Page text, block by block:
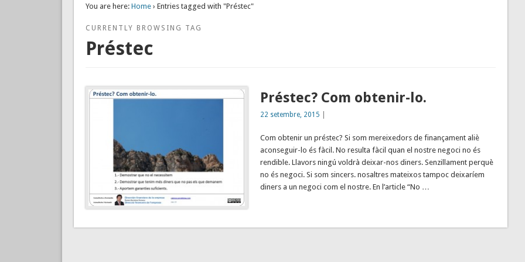
You are here: Home› Entries tagged with "Préstec"
CURRENTLY BROWSING TAG
Préstec
Préstec? Com obtenir-lo.
22 setembre, 2015
Com obtenir un préstec? Si som mereixedors de finançament aliè
aconseguir-lo és fàcil. No resulta fàcil quan el nostre negoci no és
rendible. Llavors ningú voldrà deixar-nos diners. Senzillament perquè
no és negoci. Si som sincers. nosaltres mateixos tampoc deixaríem
diners a un negoci com el nostre. En l’article “No …